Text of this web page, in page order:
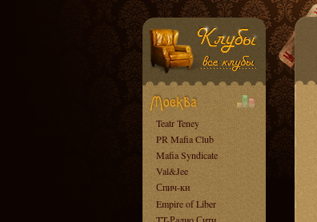
Teatr Teney
PR Mafia Club
Mafia Syndicate
Val&Jee
Спич-ки
Empire of Liber